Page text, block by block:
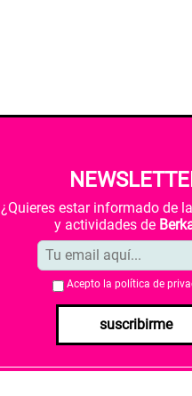
¿Quieres estar informado de
y actividades de
Acepto la política de
suscribirme